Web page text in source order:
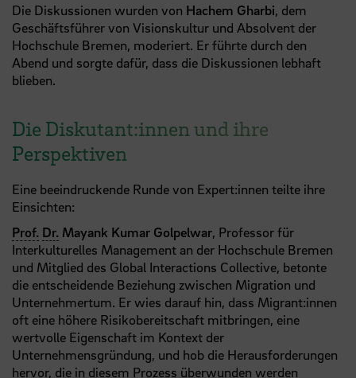
Die Diskussionen wurden von Hachem Gharbi, dem
Geschäftsführer von Visionskultur und Absolvent der
Hochschule Bremen, moderiert. Er führte durch den
Abend und sorgte dafür, dass die Diskussionen lebhaft
blieben.
Die Diskutant:innen und ihre
Perspektiven
Eine beeindruckende Runde von Expert:innen teilte ihre
Einsichten:
Prof. Dr. Mayank Kumar Golpelwar, Professor für
Interkulturelles Management an der Hochschule Bremen
und Mitglied des Global Interactions Collective, betonte
die entscheidende Beziehung zwischen Migration und
Unternehmertum. Er wies darauf hin, dass Migrant:innen
oft eine höhere Risikobereitschaft mitbringen, eine
wertvolle Eigenschaft im Kontext der
Unternehmensgründung, und hob die Herausforderungen
hervor, die in diesem Prozess überwunden werden